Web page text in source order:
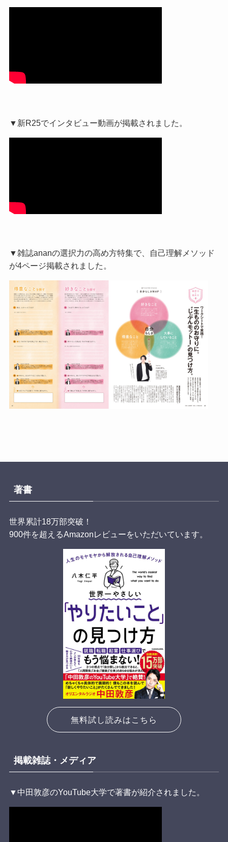
▼新R25でインタビュー動画が掲載されました。
▼雑誌ananの選択力の高め方特集で、自己理解メソッド
が4ページ掲載されました。
著書
世界累計18万部突破！
900件を超えるAmazonレビューをいただいています。
無料試し読みはこちら
掲載雑誌・メディア
▼中田敦彦のYouTube大学で著書が紹介されました。